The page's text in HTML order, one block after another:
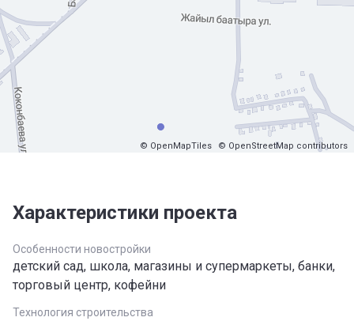
© OpenMapTiles © OpenStreetMap contributors
Характеристики проекта
Особенности новостройки
детский сад, школа, магазины и супермаркеты, банки,
торговый центр, кофейни
Технология строительства